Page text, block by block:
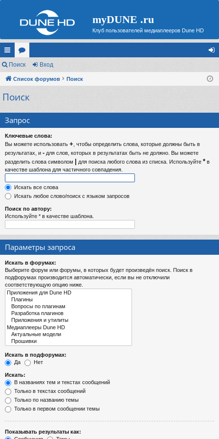
myDUNE .ru
Клуб пользователей медиаплееров Dune HD
с
ы
лк
ор
ум д
Поиск Вход
Список форумов Поиск
Поиск
Запрос
Ключевые слова:
Вы можете использовать + , чтобы определить слова, которые должны быть в
результатах, и - для слов, которых в результатах быть не должно. Вы можете
разделить слова символом | для поиска любого слова из списка. Используйте * в
качестве шаблона для частичного совпадения.
Искать все слова
Искать любое слово/поиск с языком запросов
Поиск по автору:
Используйте * в качестве шаблона.
Параметры запроса
Искать в форумах:
Выберите форум или форумы, в которых будет произведён поиск. Поиск в
подфорумах производится автоматически, если вы не отключили
соответствующую опцию ниже.
Искать в подфорумах:
Да
Нет
Искать:
В названиях тем и текстах сообщений
Только в текстах сообщений
Только по названию темы
Только в первом сообщении темы
Показывать результаты как: